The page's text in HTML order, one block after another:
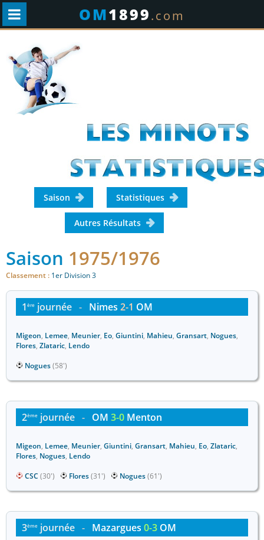
OM1899.com
Saison Statistiques
Autres Résultats
Saison 1975/1976
Classement : 1er Division 3
1 ère journée - Nimes 2-1 OM
Migeon, Lemee, Meunier, Eo, Giuntini, Mahieu, Gransart, Nogues,
Flores, Zlataric, Lendo
Nogues(58')
2ème journée - OM 3-0 Menton
Migeon, Lemee, Meunier, Giuntini, Gransart, Mahieu, Eo, Zlataric,
Flores, Nogues, Lendo
CSC (30') Flores(31') Nogues(61')
3ème journée - Mazargues 0-3 OM